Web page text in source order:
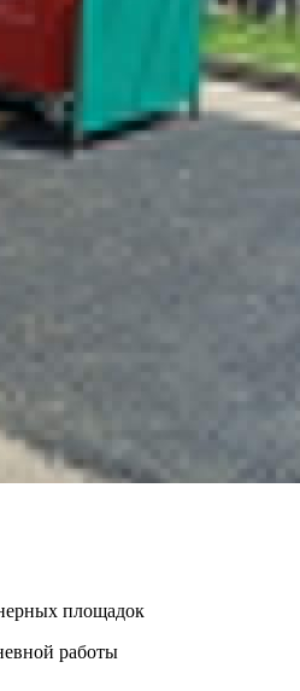
площадок
работы